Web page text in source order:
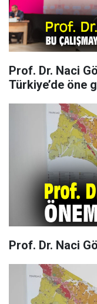
Prof. Dr. Naci
Türkiye’de öne
Prof. Dr. Naci